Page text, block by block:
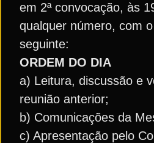
em 2ª convocação, às
qualquer número, com
seguinte:
ORDEM DO DIA
a) Leitura, discussão e
reunião anterior;
b) Comunicações da
c) Apresentação pelo